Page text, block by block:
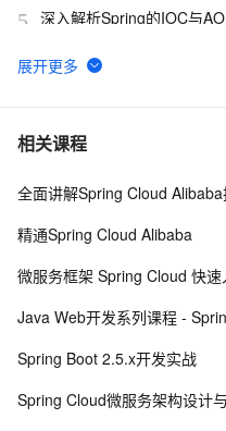
5 深入解析Spring的IOC与
6 AOP动态代理解析5-cglib代
7 MVC中的AOP思想——Filter
8 C# AOP微型框架实现
10AOP之PostSharp3-
相关课程
精通Spring Cloud Alibaba
微服务框架 Spring Cloud 快速
Java Web开发系列课程 -
Spring Boot 2.5.x开发实战
Spring Cloud微服务架构设计